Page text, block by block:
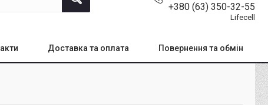
+380 (63) 350-32-55
Lifecell
Доставка та оплата Повернення та обмін